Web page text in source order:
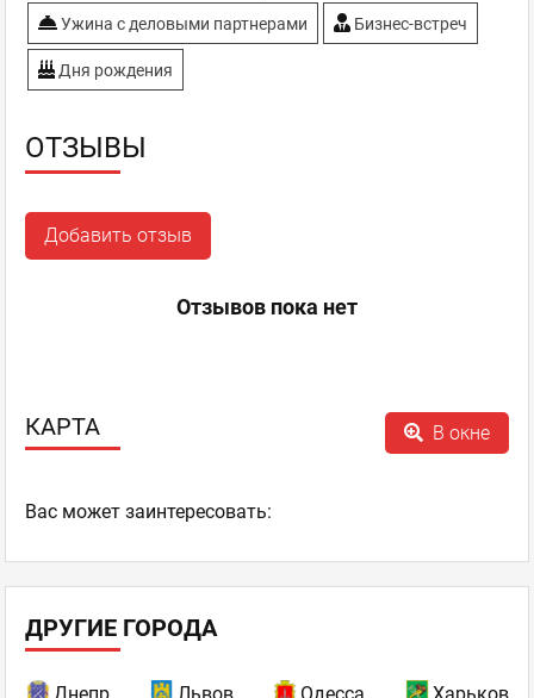
Ужина с деловыми партнерами Бизнес-встреч
Дня рождения
ОТЗЫВЫ
Добавить отзыв
Отзывов пока нет
КАРТА В окне
Ваc может заинтересовать:
ДРУГИЕ ГОРОДА